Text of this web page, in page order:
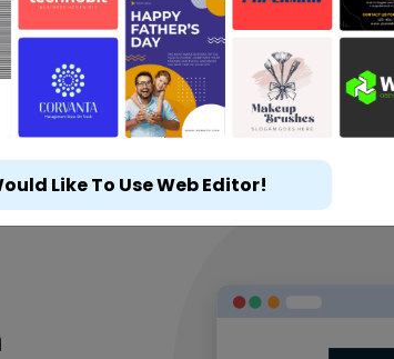
Like To Use Web Editor!